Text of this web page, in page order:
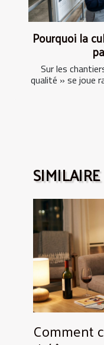
Pourquoi la
Sur les
qualité » se joue
SIMILAIRE
Comment